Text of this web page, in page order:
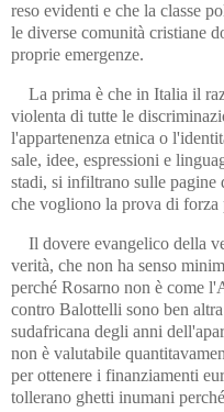
reso evidenti e che la classe
le diverse comunità cristiane
proprie emergenze.
La prima è che in Italia il
violenta di tutte le
l'appartenenza etnica o
sale, idee, espressioni e
stadi, si infiltrano sulle
che vogliono la prova di
Il dovere evangelico della
verità, che non ha senso
perché Rosarno non è come
contro Balottelli sono ben
sudafricana degli anni
non è valutabile
per ottenere i finanziamenti
tollerano ghetti inumani